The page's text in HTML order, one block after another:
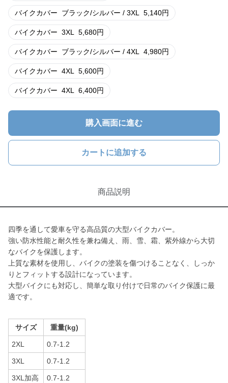
バイクカバー ブラック/シルバー / 3XL 5,140円
バイクカバー 3XL 5,680円
バイクカバー ブラック/シルバー / 4XL 4,980円
バイクカバー 4XL 5,600円
バイクカバー 4XL 6,400円
購入画面に進む
カートに追加する
商品説明
四季を通して愛車を守る高品質の大型バイクカバー。
強い防水性能と耐久性を兼ね備え、雨、雪、霜、紫外線から大切
なバイクを保護します。
上質な素材を使用し、バイクの塗装を傷つけることなく、しっか
りとフィットする設計になっています。
大型バイクにも対応し、簡単な取り付けで日常のバイク保護に最
適です。
サイズ 重量(kg)
2XL 0.7-1.2
3XL 0.7-1.2
3XL加高 0.7-1.2